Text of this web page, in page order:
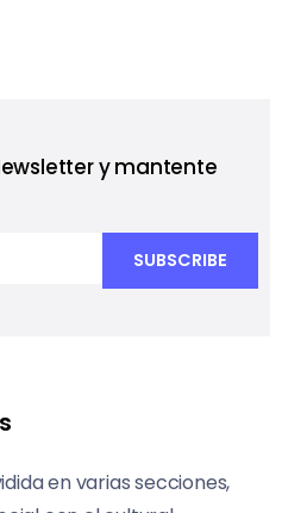
y mantente
en varias secciones,